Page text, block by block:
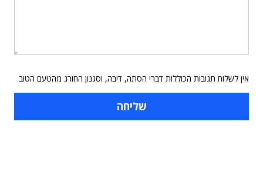
אין לשלוח תגובות הכוללות דברי הסתה, דיבה, וסגנון החורג מהטעם הטוב